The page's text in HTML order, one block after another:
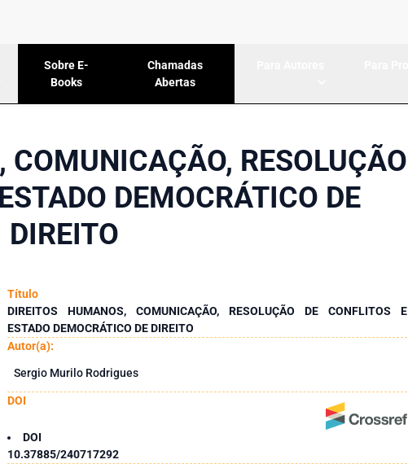
Sobre E-
Books
Chamadas
Abertas
RESOLUÇÃO
DEMOCRÁTICO DE
DIREITO
Título
DIREITOS HUMANOS, COMUNICAÇÃO, RESOLUÇÃO DE CONFLITOS E
ESTADO DEMOCRÁTICO DE DIREITO
Autor(a):
Sergio Murilo Rodrigues
DOI
DOI
10.37885/240717292